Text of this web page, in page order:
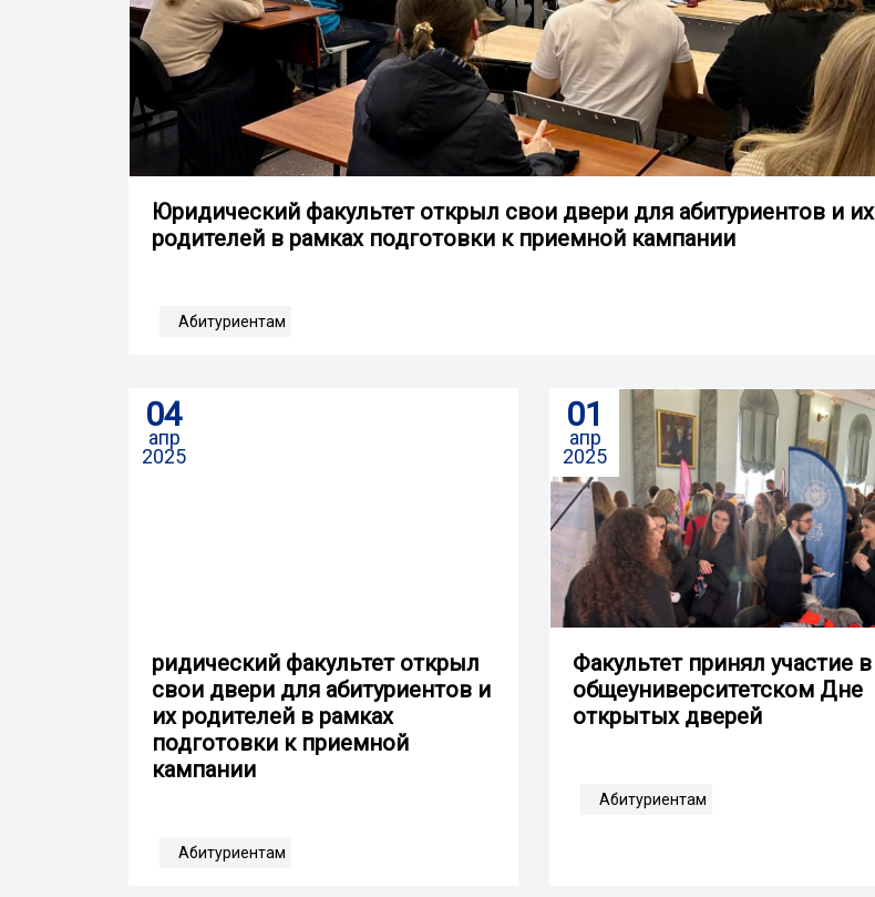
Юридический факультет открыл свои двери для абитуриентов и их
родителей в рамках подготовки к приемной кампании
Абитуриентам
04
апр
2025
ридический факультет открыл
свои двери для абитуриентов и
их родителей в рамках
подготовки к приемной
кампании
Абитуриентам
01
апр
2025
Факультет принял участие в
общеуниверситетском Дне
открытых дверей
Абитуриентам